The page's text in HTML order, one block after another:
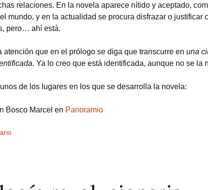
relaciones. En la novela aparece nítido y aceptado,
mundo, y en la actualidad se procura disfrazar o justificar
pero… ahí está.
atención que en el prólogo se diga que transcurre en una
Ya lo creo que está identificada, aunque no se la
de los lugares en los que se desarrolla la novela:
Bosco Marcel en Panoramio